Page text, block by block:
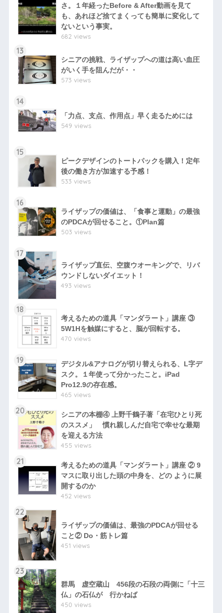
さ。１年経ったBefore & After動画を見て
も、あれほど捨てまくっても簡単に変化して
ないという事実。
682 views
13
シニアの挑戦、ライザップへの道は高い血圧
がいく手を阻んだが・・
573 views
14
「力点、支点、作用点」早く走るためには
549 views
15
ピークデザインのトートパックを購入！定年
後の働き方が加速する予感！
533 views
16
ライザップの価値は、「食事と運動」の最強
のPDCAが回せること。①Plan篇
503 views
17
ライザップ直伝、空腹ウオーキングで、リバ
ウンドしないダイエット！
493 views
18
考えるための道具「マンダラート」講座 ③
5W1Hを触媒にすると、脳が回転する。
470 views
19
デジタル&アナログが切り替えられる、L字デ
スク。１年使って分かったこと。iPad
Pro12.9の存在感。
465 views
20
シニアの本棚④ 上野千鶴子著「在宅ひとり死
のススメ」 慣れ親しんだ自宅で幸せな最期
を迎える方法
455 views
21
考えるための道具「マンダラート」講座 ② 9
マスに取り出した頭の中身を、どの ように展
開するのか
452 views
22
ライザップの価値は、最強のPDCAが回せる
こと② Do・筋トレ篇
451 views
23
群馬 虚空蔵山 456段の石段の両側に「十三
仏」の石仏が 行かねば
450 views